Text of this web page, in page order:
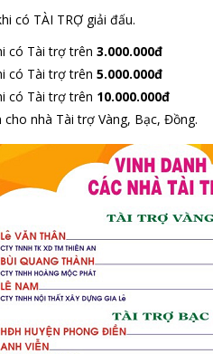
có TÀI TRỢ giải đấu.
có Tài trợ trên 3.000.000đ
có Tài trợ trên 5.000.000đ
có Tài trợ trên 10.000.000đ
nhà Tài trợ Vàng, Bạc, Đồng.